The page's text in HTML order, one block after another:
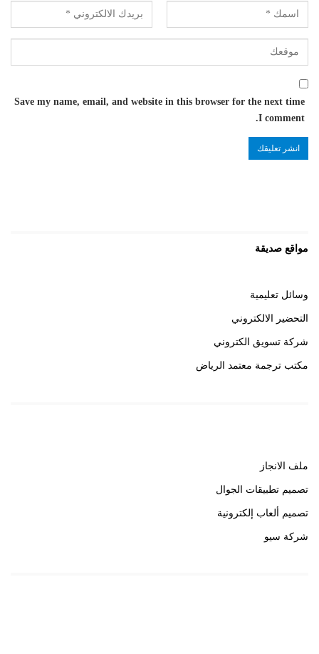
Save my name, email, and website in this browser for the next time
I comment.
مواقع صديقة
وسائل تعليمية
التحضير الالكتروني
شركة تسويق الكتروني
مكتب ترجمة معتمد الرياض
ملف الانجاز
تصميم تطبيقات الجوال
تصميم ألعاب إلكترونية
شركة سيو